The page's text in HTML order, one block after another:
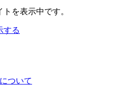
を表示中です。
する
ついて